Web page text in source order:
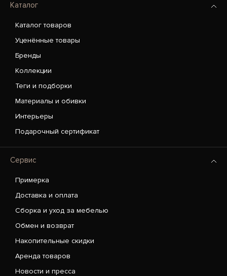
Каталог
Каталог товаров
Уценённые товары
Бренды
Коллекции
Теги и подборки
Материалы и обивки
Интерьеры
Подарочный сертификат
Сервис
Примерка
Доставка и оплата
Сборка и уход за мебелью
Обмен и возврат
Накопительные скидки
Аренда товаров
Новости и пресса